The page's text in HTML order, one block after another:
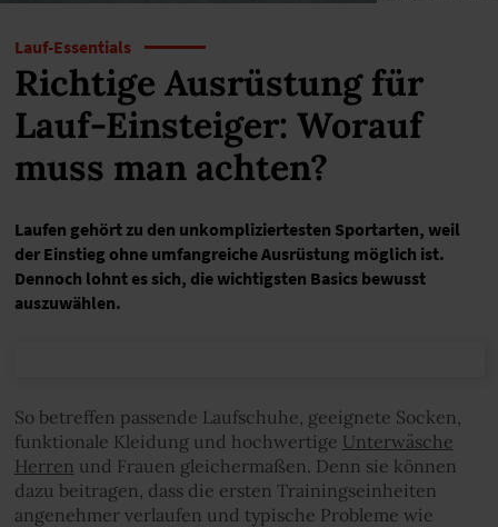
Lauf-Essentials
Richtige Ausrüstung für
Lauf-Einsteiger: Worauf
muss man achten?
Laufen gehört zu den unkompliziertesten Sportarten, weil
der Einstieg ohne umfangreiche Ausrüstung möglich ist.
Dennoch lohnt es sich, die wichtigsten Basics bewusst
auszuwählen.
So betreffen passende Laufschuhe, geeignete Socken,
funktionale Kleidung und hochwertige Unterwäsche
Herren und Frauen gleichermaßen. Denn sie können
dazu beitragen, dass die ersten Trainingseinheiten
angenehmer verlaufen und typische Probleme wie